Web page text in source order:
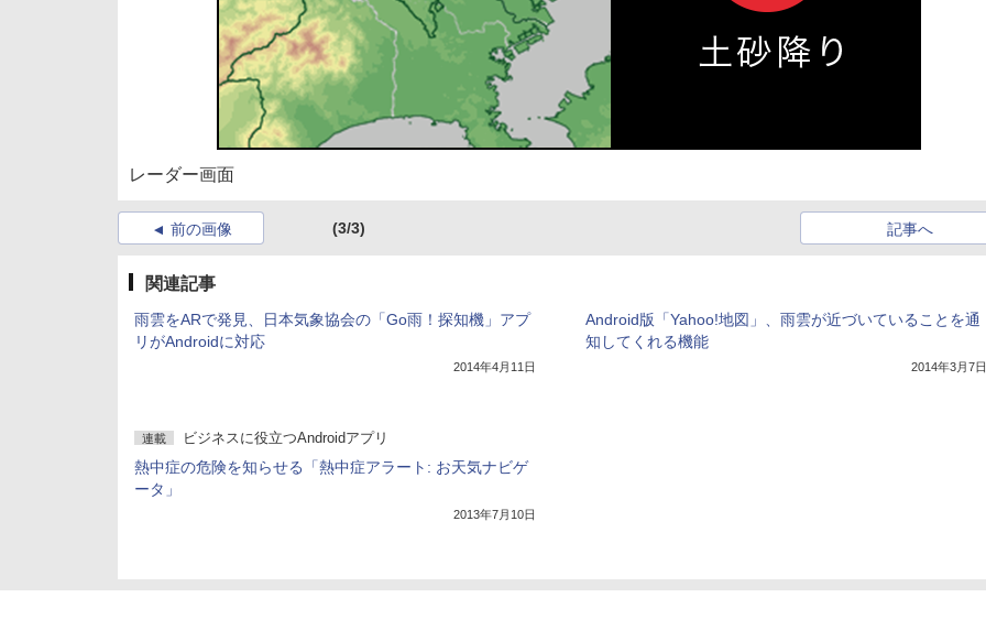
レーダー画面
前の画像 (3/3) 記事へ
関連記事
雨雲をARで発見、日本気象協会の「Go雨！探知機」アプ
リがAndroidに対応
2014年4月11日
Android版「Yahoo!地図」、雨雲が近づいていることを通
知してくれる機能
2014年3月7日
連載 ビジネスに役立つAndroidアプリ
熱中症の危険を知らせる「熱中症アラート: お天気ナビゲ
ータ」
2013年7月10日